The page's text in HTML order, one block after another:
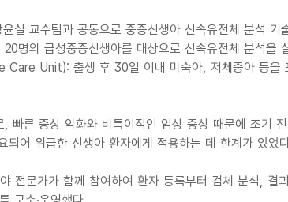
실 교수팀과 공동으로 중증신생아 신속유전체 분석 기
명의 급성중증신생아를 대상으로 신속유전체 분석을
Unit): 출생 후 30일 이내 미숙아, 저체중아 등을
빠른 증상 악화와 비특이적인 임상 증상 때문에 조기
어 위급한 신생아 환자에게 적용하는 데 한계가 있었
전문가가 함께 참여하여 환자 등록부터 검체 분석, 결